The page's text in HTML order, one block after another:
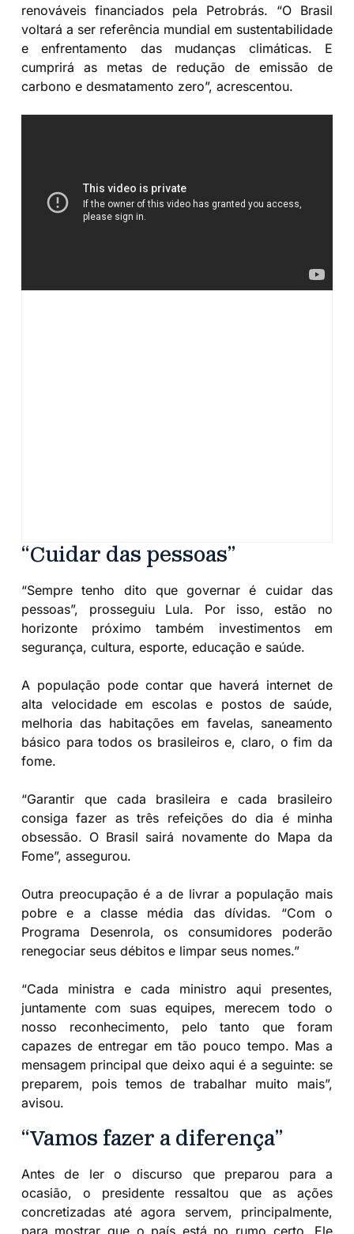
renováveis financiados pela Petrobrás. “O Brasil
voltará a ser referência mundial em sustentabilidade
e enfrentamento das mudanças climáticas. E
cumprirá as metas de redução de emissão de
carbono e desmatamento zero”, acrescentou.
“Cuidar das pessoas”
“Sempre tenho dito que governar é cuidar das
pessoas”, prosseguiu Lula. Por isso, estão no
horizonte próximo também investimentos em
segurança, cultura, esporte, educação e saúde.
A população pode contar que haverá internet de
alta velocidade em escolas e postos de saúde,
melhoria das habitações em favelas, saneamento
básico para todos os brasileiros e, claro, o fim da
fome.
“Garantir que cada brasileira e cada brasileiro
consiga fazer as três refeições do dia é minha
obsessão. O Brasil sairá novamente do Mapa da
Fome”, assegurou.
Outra preocupação é a de livrar a população mais
pobre e a classe média das dívidas. “Com o
Programa Desenrola, os consumidores poderão
renegociar seus débitos e limpar seus nomes.”
“Cada ministra e cada ministro aqui presentes,
juntamente com suas equipes, merecem todo o
nosso reconhecimento, pelo tanto que foram
capazes de entregar em tão pouco tempo. Mas a
mensagem principal que deixo aqui é a seguinte: se
preparem, pois temos de trabalhar muito mais”,
avisou.
“Vamos fazer a diferença”
Antes de ler o discurso que preparou para a
ocasião, o presidente ressaltou que as ações
concretizadas até agora servem, principalmente,
para mostrar que o país está no rumo certo. Ele